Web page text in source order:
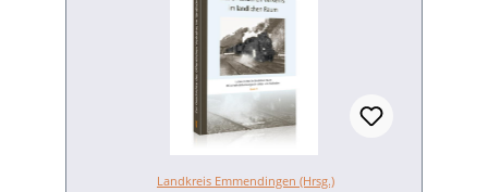
Landkreis Emmendingen (Hrsg.)